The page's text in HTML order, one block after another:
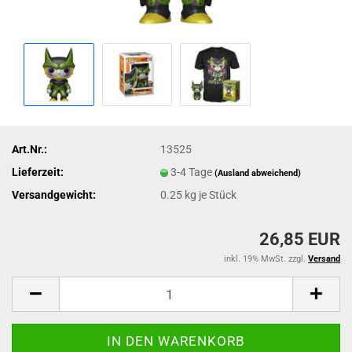
Art.Nr.:
13525
Lieferzeit:
3-4 Tage(Ausland abweichend)
Versandgewicht: 0.25 kg je Stück
26,85 EUR
inkl. 19% MwSt. zzgl. Versand